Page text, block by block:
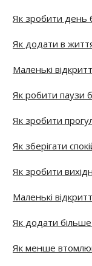
Як зробити день
Як додати в
Маленькі
Як робити паузи
Як зробити
Як зберігати
Як зробити
Маленькі
Як додати
Як менше